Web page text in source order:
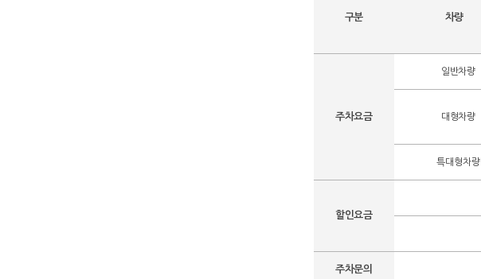
구분 차량
주차요금
일반차량
대형차량
특대형차량
할인요금
주차문의